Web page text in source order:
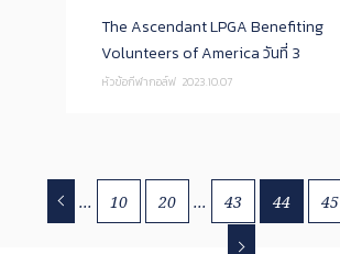
The Ascendant LPGA Benefiting
Volunteers of America วันที่ 3
หัวข้อกีฬากอล์ฟ 2023.10.07
... 10 20 ... 43 44 45